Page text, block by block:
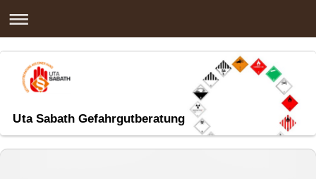
Uta Sabath Gefahrgutberatung